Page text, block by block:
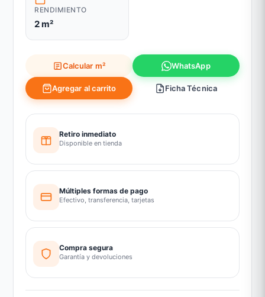
RENDIMIENTO
2 m²
Calcular m² WhatsApp
Agregar al carrito Ficha Técnica
Retiro inmediato
Disponible en tienda
Múltiples formas de pago
Efectivo, transferencia, tarjetas
Compra segura
Garantía y devoluciones